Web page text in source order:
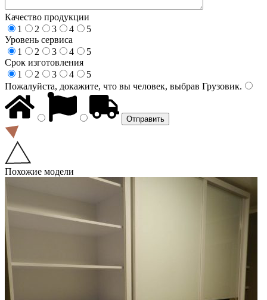
Качество продукции
1
2 3 4
5
Уровень сервиса
1
2 3 4
5
Срок изготовления
1
2 3 4
5
Пожалуйста, докажите, что вы человек, выбрав Грузовик.
Похожие модели